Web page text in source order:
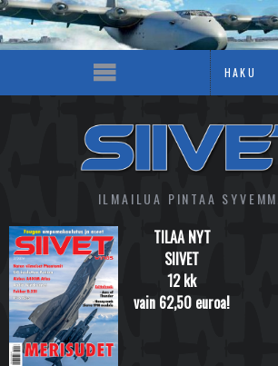
ILMAILUA PINTAA
TILAA NYT
SIIVET
12 kk
vain 62,50 euroa!